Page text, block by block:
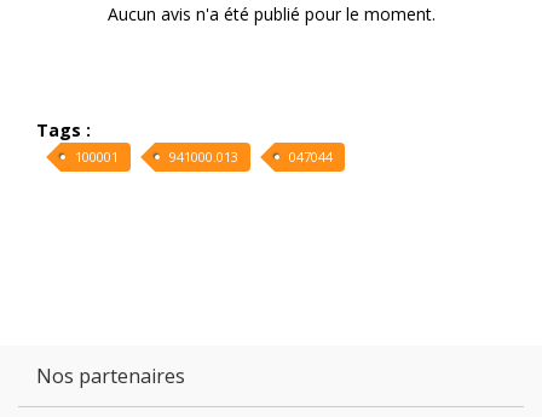
Aucun avis n'a été publié pour le moment.
Tags :
100001 941000.013 047044
Nos partenaires